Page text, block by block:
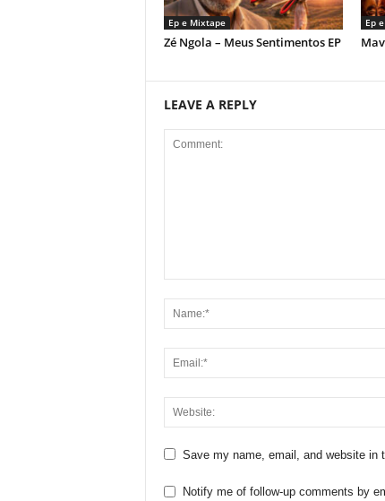
Ep e Mixtape
Zé Ngola – Meus Sentimentos EP
Ep
LEAVE A REPLY
Save my name, email, and website in
Notify me of follow-up comments by